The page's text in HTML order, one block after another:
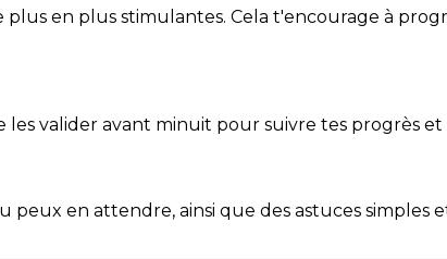
en plus stimulantes. Cela t'encourage à
valider avant minuit pour suivre tes progrès et
en attendre, ainsi que des astuces